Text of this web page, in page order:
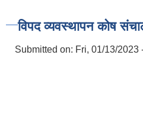
विपद व्यवस्थापन कोष
Submitted on: Fri, 01/13/2023